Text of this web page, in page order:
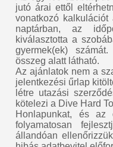
jutó árai ettől
vonatkozó
naptárban, az
kiválasztotta a
gyermek(ek)
összeg alatt látható.
Az ajánlatok nem a
jelentkezési űrlap
létre utazási
kötelezi a Dive Hard
Honlapunkat, és az
folyamatosan
állandóan